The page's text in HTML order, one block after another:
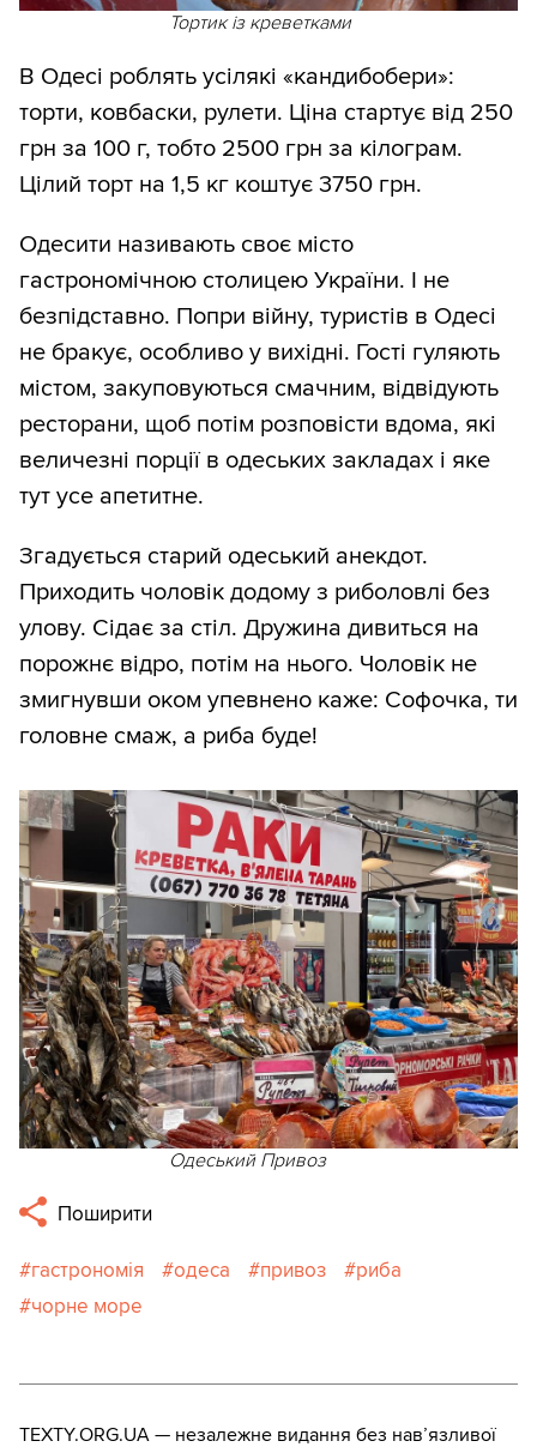
Тортик із креветками
В Одесі роблять усілякі «кандибобери»:
торти, ковбаски, рулети. Ціна стартує від 250
грн за 100 г, тобто 2500 грн за кілограм.
Цілий торт на 1,5 кг коштує 3750 грн.
Одесити називають своє місто
гастрономічною столицею України. І не
безпідставно. Попри війну, туристів в Одесі
не бракує, особливо у вихідні. Гості гуляють
містом, закуповуються смачним, відвідують
ресторани, щоб потім розповісти вдома, які
величезні порції в одеських закладах і яке
тут усе апетитне.
Згадується старий одеський анекдот.
Приходить чоловік додому з риболовлі без
улову. Сідає за стіл. Дружина дивиться на
порожнє відро, потім на нього. Чоловік не
змигнувши оком упевнено каже: Софочка, ти
головне смаж, а риба буде!
Одеський Привоз
Поширити
гастрономія одеса привоз
риба
чорне море
TEXTY.ORG.UA — незалежне видання без навʼязливої